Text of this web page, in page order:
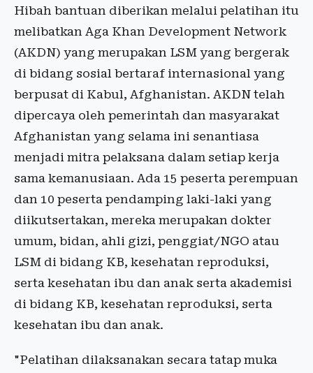
Hibah bantuan diberikan melalui pelatihan itu
melibatkan Aga Khan Development Network
(AKDN) yang merupakan LSM yang bergerak
di bidang sosial bertaraf internasional yang
berpusat di Kabul, Afghanistan. AKDN telah
dipercaya oleh pemerintah dan masyarakat
Afghanistan yang selama ini senantiasa
menjadi mitra pelaksana dalam setiap kerja
sama kemanusiaan. Ada 15 peserta perempuan
dan 10 peserta pendamping laki-laki yang
diikutsertakan, mereka merupakan dokter
umum, bidan, ahli gizi, penggiat/NGO atau
LSM di bidang KB, kesehatan reproduksi,
serta kesehatan ibu dan anak serta akademisi
di bidang KB, kesehatan reproduksi, serta
kesehatan ibu dan anak.
"Pelatihan dilaksanakan secara tatap muka